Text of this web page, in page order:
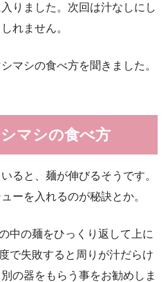
りました。次回は汁なしにし
れません。
マシの食べ方を聞きました。
マシの食べ方
ると、麺が伸びるそうです。
ーを入れるのが秘訣とか。
中の麺をひっくり返して上に
で失敗すると周りが汁だらけ
の器をもらう事をお勧めしま